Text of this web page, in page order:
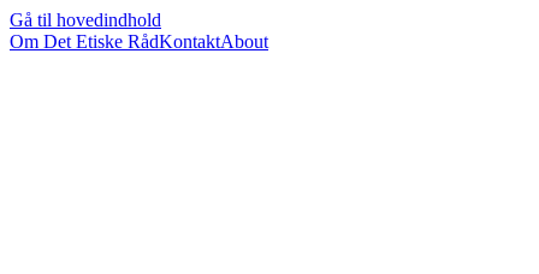
Gå til hovedindhold
Om Det Etiske RådKontaktAbout